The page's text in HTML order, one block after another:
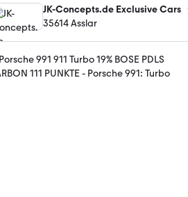
JK-Concepts.de Exclusive Cars
35614 Asslar